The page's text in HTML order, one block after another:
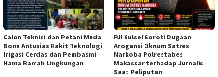
Calon Teknisi dan Petani Muda
Bone Antusias Rakit Teknologi
Irigasi Cerdas dan Pembasmi
Hama Ramah Lingkungan
PJI Sulsel Soroti Dugaan
Arogansi Oknum Satres
Narkoba Polrestabes
Makassar terhadap Jurnalis
Saat Peliputan